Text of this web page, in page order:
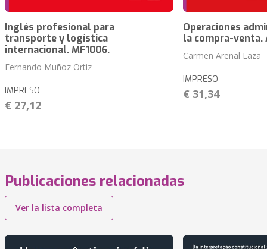
Inglés profesional para
transporte y logística
internacional. MF1006.
Fernando Muñoz Ortiz
IMPRESO
€ 27,12
Operaciones
la compra-venta.
Carmen Arenal Laza
IMPRESO
€ 31,34
Publicaciones relacionadas
Ver la lista completa